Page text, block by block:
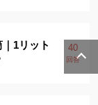
1リット
40
回答